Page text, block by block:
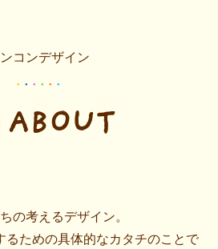
コンデザイン
● ● ● ● ● ●
ABOUT
の考えるデザイン。
るための具体的なカタチのことで